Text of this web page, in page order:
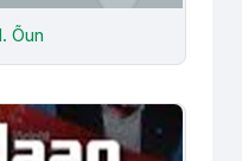
Õun
- E. Vahtramäe